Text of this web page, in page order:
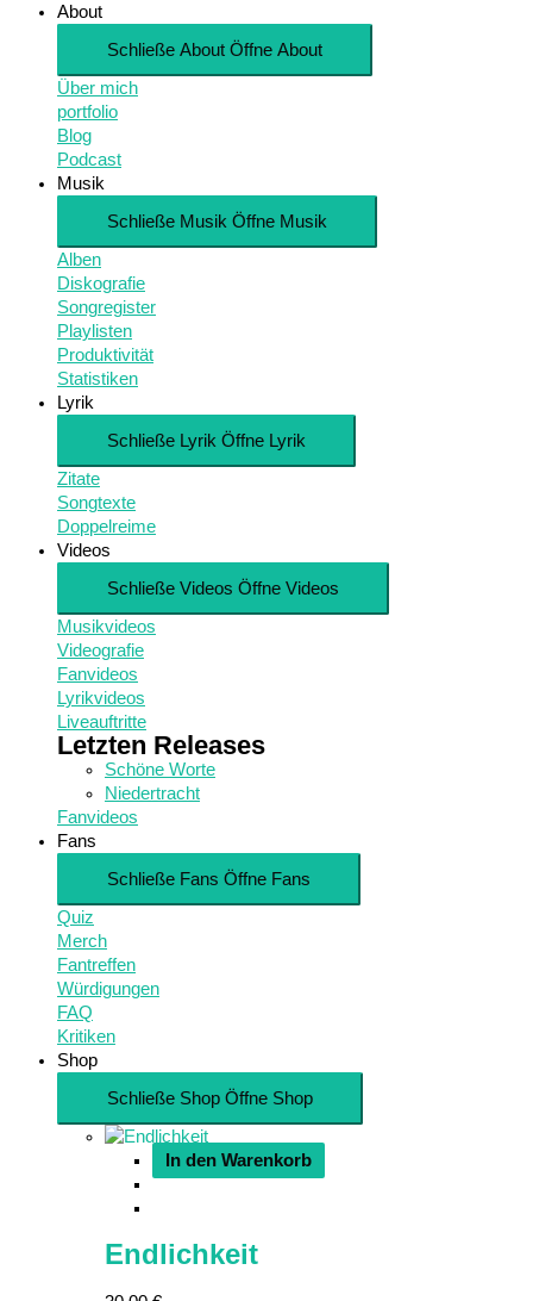
About
Schließe About Öffne About
Über mich
portfolio
Blog
Podcast
Musik
Schließe Musik Öffne Musik
Alben
Diskografie
Songregister
Playlisten
Produktivität
Statistiken
Lyrik
Schließe Lyrik Öffne Lyrik
Zitate
Songtexte
Doppelreime
Videos
Schließe Videos Öffne Videos
Musikvideos
Videografie
Fanvideos
Lyrikvideos
Liveauftritte
Letzten Releases
Schöne Worte
Niedertracht
Fanvideos
Fans
Schließe Fans Öffne Fans
Quiz
Merch
Fantreffen
Würdigungen
FAQ
Kritiken
Shop
Schließe Shop Öffne Shop
In den Warenkorb
Endlichkeit